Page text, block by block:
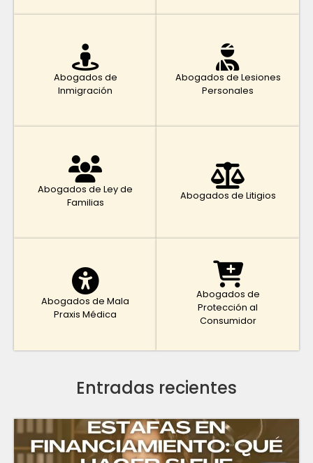
Abogados de
Inmigración
Abogados de Lesiones
Personales
Abogados de Ley de
Familias
Abogados de Litigios
Abogados de Mala
Praxis Médica
Abogados de
Protección al
Consumidor
Entradas recientes